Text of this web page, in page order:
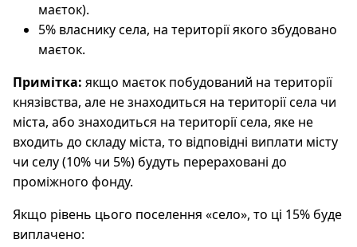
маєток).
5% власнику села, на території якого збудовано
маєток.
Примітка: якщо маєток побудований на території
князівства, але не знаходиться на території села чи
міста, або знаходиться на території села, яке не
входить до складу міста, то відповідні виплати місту
чи селу (10% чи 5%) будуть перераховані до
проміжного фонду.
Якщо рівень цього поселення «село», то ці 15% буде
виплачено: